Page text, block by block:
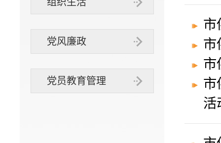
党风廉政
党员教育管理
市
市
市
市
活